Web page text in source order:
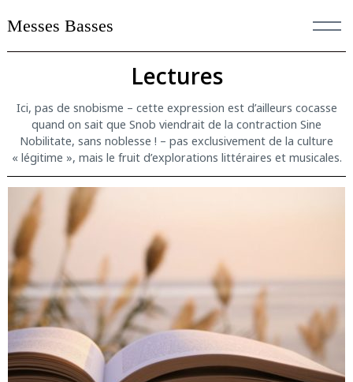
to
content
Messes Basses
Lectures
Ici, pas de snobisme – cette expression est d’ailleurs cocasse
quand on sait que Snob viendrait de la contraction Sine
Nobilitate, sans noblesse ! – pas exclusivement de la culture
« légitime », mais le fruit d’explorations littéraires et musicales.